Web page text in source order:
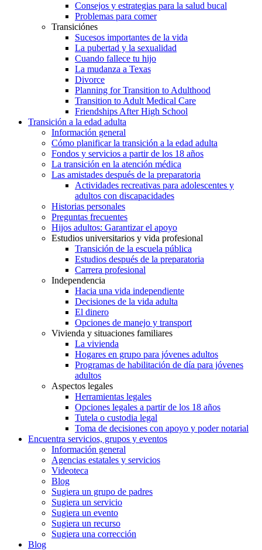
Consejos y estrategias para la salud bucal
Problemas para comer
Transiciónes
Sucesos importantes de la vida
La pubertad y la sexualidad
Cuando fallece tu hijo
La mudanza a Texas
Divorce
Planning for Transition to Adulthood
Transition to Adult Medical Care
Friendships After High School
Transición a la edad adulta
Información general
Cómo planificar la transición a la edad adulta
Fondos y servicios a partir de los 18 años
La transición en la atención médica
Las amistades después de la preparatoria
Actividades recreativas para adolescentes y
adultos con discapacidades
Historias personales
Preguntas frecuentes
Hijos adultos: Garantizar el apoyo
Estudios universitarios y vida profesional
Transición de la escuela pública
Estudios después de la preparatoria
Carrera profesional
Independencia
Hacia una vida independiente
Decisiones de la vida adulta
El dinero
Opciones de manejo y transport
Vivienda y situaciones familiares
La vivienda
Hogares en grupo para jóvenes adultos
Programas de habilitación de día para jóvenes
adultos
Aspectos legales
Herramientas legales
Opciones legales a partir de los 18 años
Tutela o custodia legal
Toma de decisiones con apoyo y poder notarial
Encuentra servicios, grupos y eventos
Información general
Agencias estatales y servicios
Videoteca
Blog
Sugiera un grupo de padres
Sugiera un servicio
Sugiera un evento
Sugiera un recurso
Sugiera una corrección
Blog